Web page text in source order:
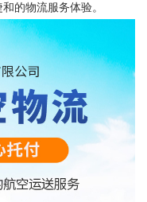
的物流服务体验。